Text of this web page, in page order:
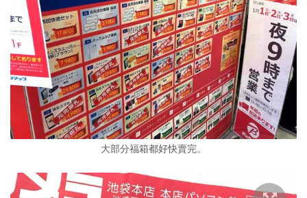
大部分福箱都好快賣完。